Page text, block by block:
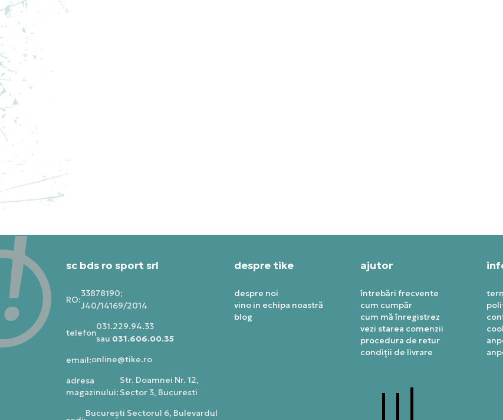
sc bds ro sport srl
RO:
33878190;
J40/14169/2014
telefon:
031.229.94.33
sau 031.606.00.35
email:online@tike.ro
adresa
magazinului:
Str. Doamnei Nr. 12,
Sector 3, Bucuresti
Bucureşti Sectorul 6, Bulevardul
despre tike
despre noi
vino in echipa noastră
blog
ajutor
întrebări frecvente
cum cumpăr
cum mă înregistrez
vezi starea comenzii
procedura de retur
condiții de livrare